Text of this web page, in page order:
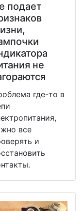
подает
не
где-то в
все
и